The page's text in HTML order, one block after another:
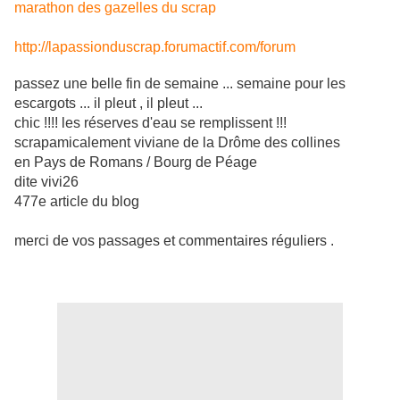
marathon des gazelles du scrap
http://lapassionduscrap.forumactif.com/forum
passez une belle fin de semaine ... semaine pour les
escargots ... il pleut , il pleut ...
chic !!!! les réserves d'eau se remplissent !!!
scrapamicalement viviane de la Drôme des collines
en Pays de Romans / Bourg de Péage
dite vivi26
477e article du blog
merci de vos passages et commentaires réguliers .